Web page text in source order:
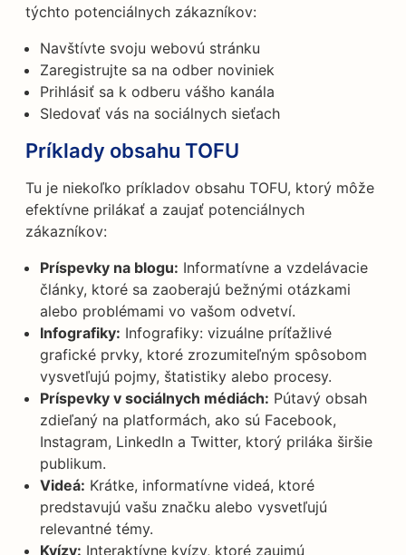
týchto potenciálnych zákazníkov:
Navštívte svoju webovú stránku
Zaregistrujte sa na odber noviniek
Prihlásiť sa k odberu vášho kanála
Sledovať vás na sociálnych sieťach
Príklady obsahu TOFU
Tu je niekoľko príkladov obsahu TOFU, ktorý môže
efektívne prilákať a zaujať potenciálnych
zákazníkov:
Príspevky na blogu: Informatívne a vzdelávacie
články, ktoré sa zaoberajú bežnými otázkami
alebo problémami vo vašom odvetví.
Infografiky: Infografiky: vizuálne príťažlivé
grafické prvky, ktoré zrozumiteľným spôsobom
vysvetľujú pojmy, štatistiky alebo procesy.
Príspevky v sociálnych médiách: Pútavý obsah
zdieľaný na platformách, ako sú Facebook,
Instagram, LinkedIn a Twitter, ktorý priláka širšie
publikum.
Videá: Krátke, informatívne videá, ktoré
predstavujú vašu značku alebo vysvetľujú
relevantné témy.
Kvízy: Interaktívne kvízy, ktoré zaujmú